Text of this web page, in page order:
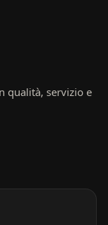
qualità, servizio e